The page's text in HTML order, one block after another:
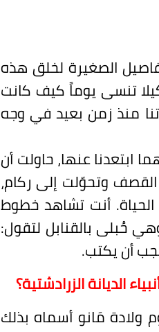
الصغيرة لخلق هذه
تنسى يوماً كيف كانت
منذ زمن بعيد في وجه
ابتعدنا عنها، حاولت أن
وتحوّلت إلى ركام،
أنت تشاهد خطوط
حُبلى بالقنابل لتقول:
أن يكتب.
الديانة الزرادشتية؟
مَانو أسماه بذلك